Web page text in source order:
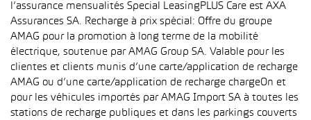
l’assurance mensualités Special LeasingPLUS Care est AXA
Assurances SA. Recharge à prix spécial: Offre du groupe
AMAG pour la promotion à long terme de la mobilité
électrique, soutenue par AMAG Group SA. Valable pour les
clientes et clients munis d’une carte/application de recharge
AMAG ou d’une carte/application de recharge chargeOn et
pour les véhicules importés par AMAG Import SA à toutes les
stations de recharge publiques et dans les parkings couverts